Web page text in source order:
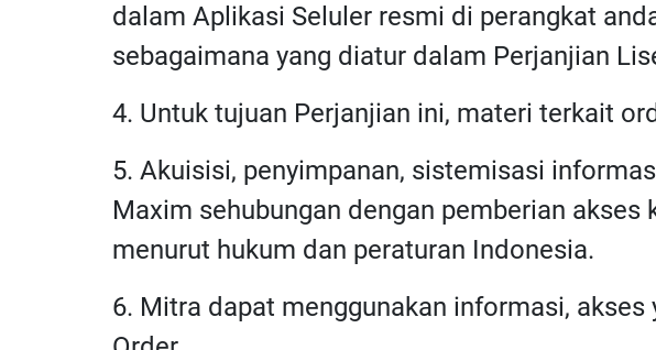
dalam Aplikasi Seluler resmi di perangkat
sebagaimana yang diatur dalam Perjanjian
4. Untuk tujuan Perjanjian ini, materi terkait
5. Akuisisi, penyimpanan, sistemisasi
Maxim sehubungan dengan pemberian
menurut hukum dan peraturan Indonesia.
6. Mitra dapat menggunakan informasi,